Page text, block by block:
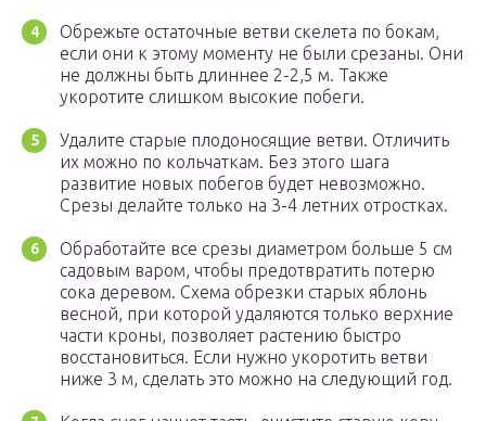
Обрежьте остаточные ветви скелета по бокам,
если они к этому моменту не были срезаны. Они
не должны быть длиннее 2-2,5 м. Также
укоротите слишком высокие побеги.
Удалите старые плодоносящие ветви. Отличить
их можно по кольчаткам. Без этого шага
развитие новых побегов будет невозможно.
Срезы делайте только на 3-4 летних отростках.
Обработайте все срезы диаметром больше 5 см
садовым варом, чтобы предотвратить потерю
сока деревом. Схема обрезки старых яблонь
весной, при которой удаляются только верхние
части кроны, позволяет растению быстро
восстановиться. Если нужно укоротить ветви
ниже 3 м, сделать это можно на следующий год.